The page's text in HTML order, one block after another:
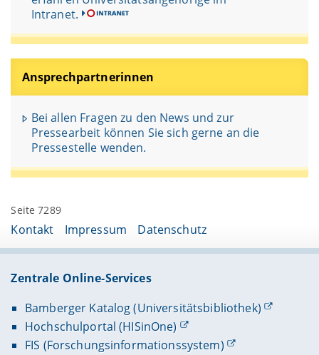
Intranet.
Ansprechpartnerinnen
Bei allen Fragen zu den News und zur
Pressearbeit können Sie sich gerne an die
Pressestelle wenden.
Seite 7289
Kontakt Impressum Datenschutz
Zentrale Online-Services
Bamberger Katalog (Universitätsbibliothek)
Hochschulportal (HISinOne)
FIS (Forschungsinformationssystem)